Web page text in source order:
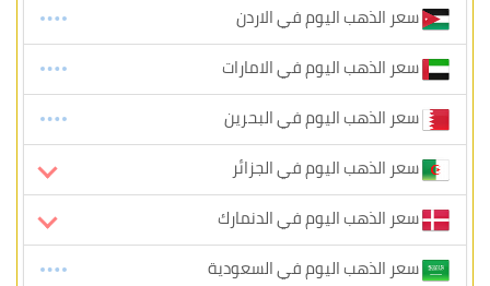
سعر الذهب اليوم في الاردن
سعر الذهب اليوم في الامارات
سعر الذهب اليوم في البحرين
سعر الذهب اليوم في الجزائر
سعر الذهب اليوم في الدنمارك
سعر الذهب اليوم في السعودية